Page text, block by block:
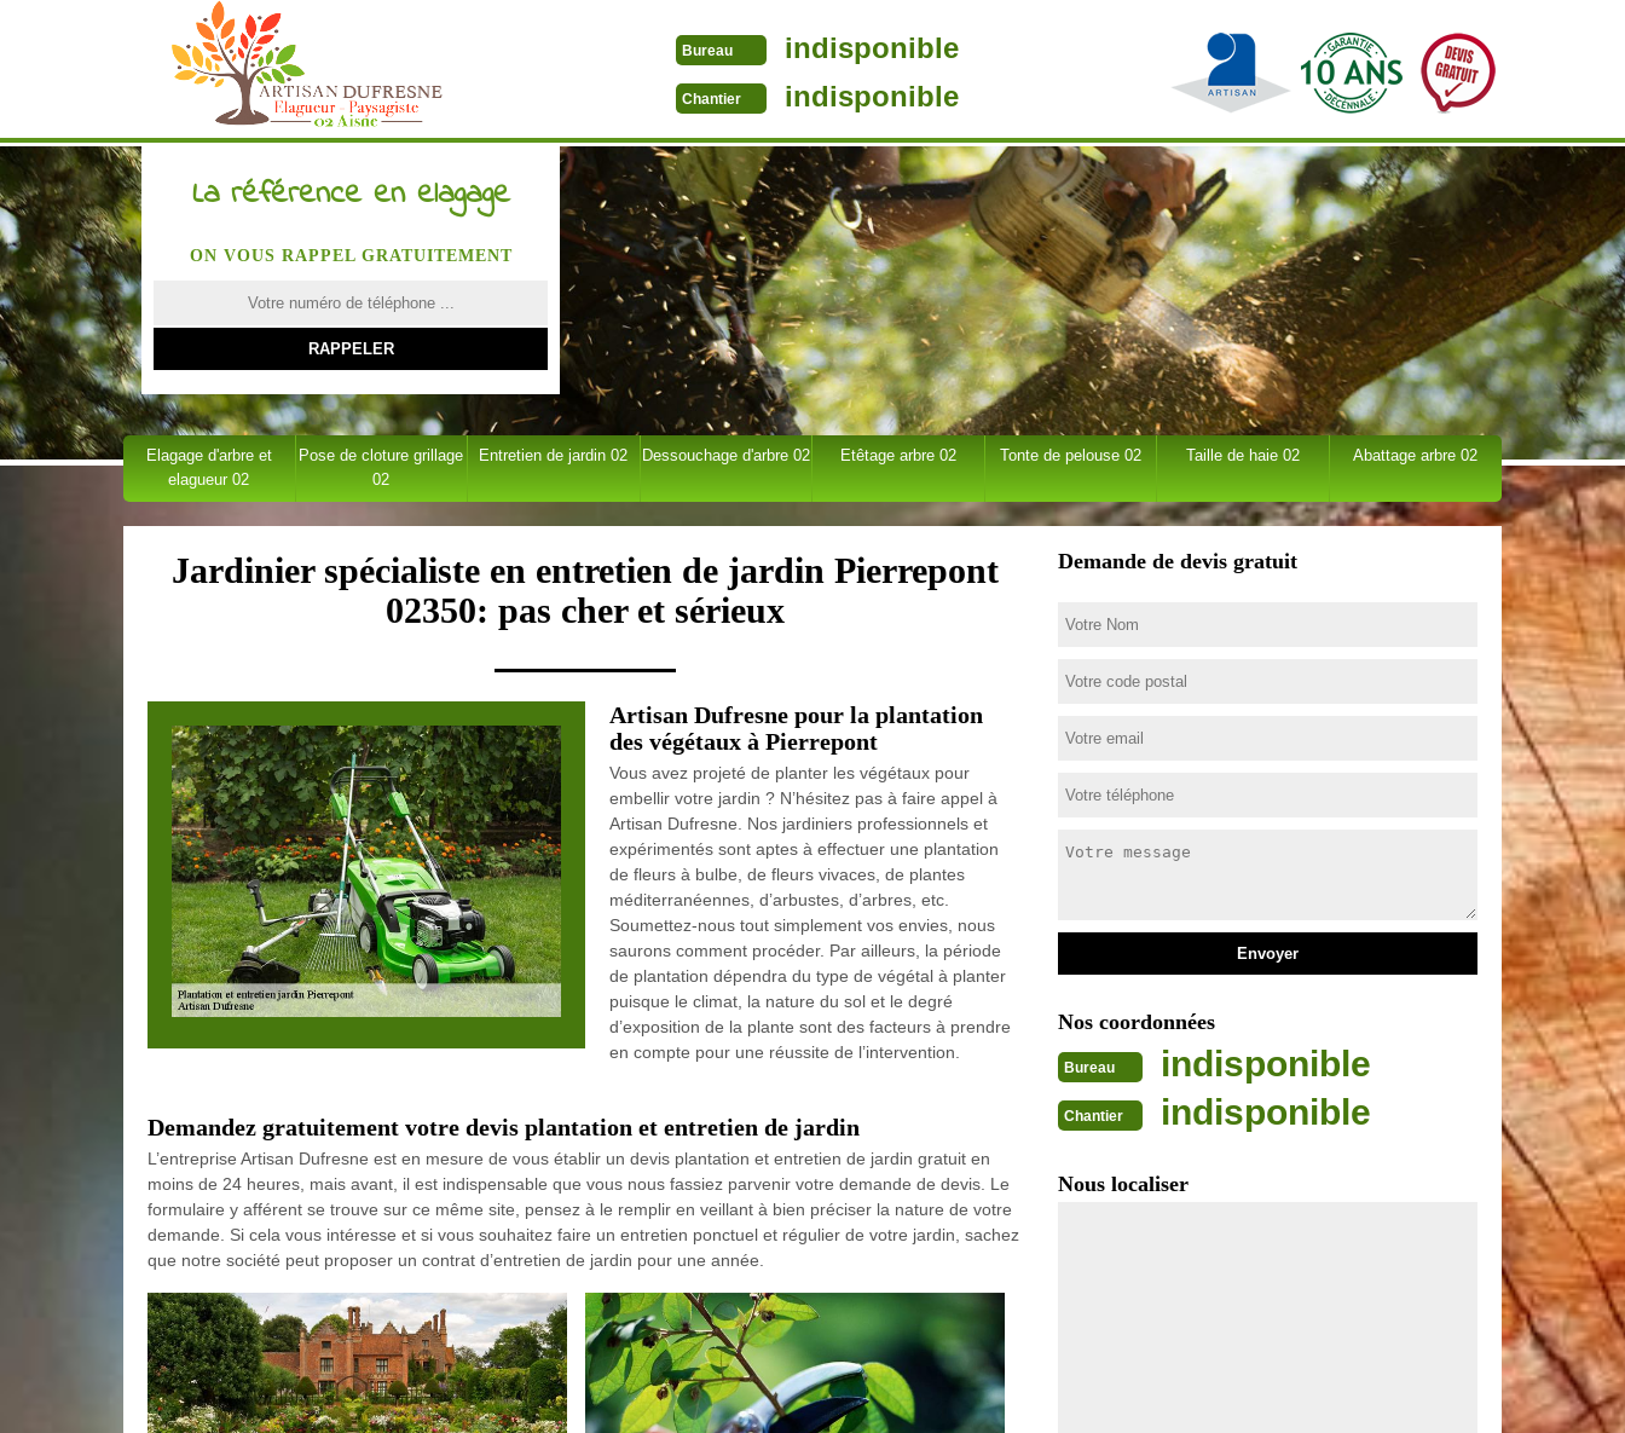
Bureau indisponible
Chantier indisponible
La référence en elagage
ON VOUS RAPPEL GRATUITEMENT
Elagage d'arbre et
elagueur 02
Pose de cloture grillage
02
Entretien de jardin 02 Dessouchage d'arbre 02 Etêtage arbre 02 Tonte de pelouse 02 Taille de haie 02 Abattage arbre 02
Jardinier spécialiste en entretien de jardin Pierrepont
02350: pas cher et sérieux
Artisan Dufresne pour la plantation
des végétaux à Pierrepont
Vous avez projeté de planter les végétaux pour
embellir votre jardin ? N’hésitez pas à faire appel à
Artisan Dufresne. Nos jardiniers professionnels et
expérimentés sont aptes à effectuer une plantation
de fleurs à bulbe, de fleurs vivaces, de plantes
méditerranéennes, d’arbustes, d’arbres, etc.
Soumettez-nous tout simplement vos envies, nous
saurons comment procéder. Par ailleurs, la période
de plantation dépendra du type de végétal à planter
puisque le climat, la nature du sol et le degré
d’exposition de la plante sont des facteurs à prendre
en compte pour une réussite de l’intervention.
Demandez gratuitement votre devis plantation et entretien de jardin
L’entreprise Artisan Dufresne est en mesure de vous établir un devis plantation et entretien de jardin gratuit en
moins de 24 heures, mais avant, il est indispensable que vous nous fassiez parvenir votre demande de devis. Le
formulaire y afférent se trouve sur ce même site, pensez à le remplir en veillant à bien préciser la nature de votre
demande. Si cela vous intéresse et si vous souhaitez faire un entretien ponctuel et régulier de votre jardin, sachez
que notre société peut proposer un contrat d’entretien de jardin pour une année.
Demande de devis gratuit
Nos coordonnées
Bureau indisponible
Chantier indisponible
Nous localiser